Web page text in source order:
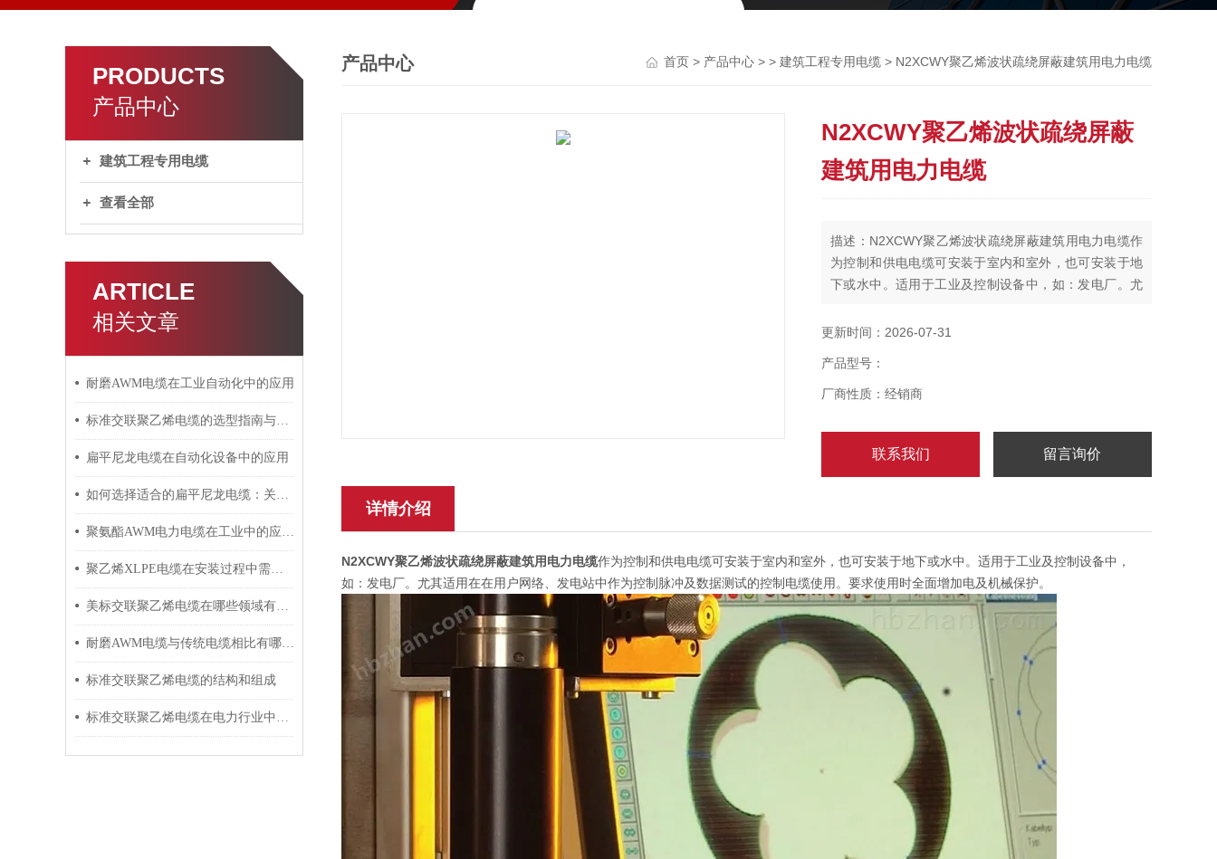
PRODUCTS
产品中心
建筑工程专用电缆
查看全部
ARTICLE
相关文章
耐磨AWM电缆在工业自动化中的应用
标准交联聚乙烯电缆的选型指南与设计要点
扁平尼龙电缆在自动化设备中的应用
如何选择适合的扁平尼龙电缆：关键因素与建议
聚氨酯AWM电力电缆在工业中的应用与影响
聚乙烯XLPE电缆在安装过程中需要注意哪些事项？
美标交联聚乙烯电缆在哪些领域有广泛应用？
耐磨AWM电缆与传统电缆相比有哪些优势？
标准交联聚乙烯电缆的结构和组成
标准交联聚乙烯电缆在电力行业中的应用
产品中心 首页 > 产品中心 > > 建筑工程专用电缆 > N2XCWY聚乙烯波状疏绕屏蔽建筑用电力电缆
N2XCWY聚乙烯波状疏绕屏蔽
建筑用电力电缆
描述：N2XCWY聚乙烯波状疏绕屏蔽建筑用电力电缆作
为控制和供电电缆可安装于室内和室外，也可安装于地
下或水中。适用于工业及控制设备中，如：发电厂。尤
试的控制电缆使用。要求使用时全面增加电及机械保
更新时间：2026-07-31
产品型号：
厂商性质：经销商
联系我们 留言询价
详情介绍
N2XCWY聚乙烯波状疏绕屏蔽建筑用电力电缆作为控制和供电电缆可安装于室内和室外，也可安装于地下或水中。适用于工业及控制设备中，
如：发电厂。尤其适用在在用户网络、发电站中作为控制脉冲及数据测试的控制电缆使用。要求使用时全面增加电及机械保护。